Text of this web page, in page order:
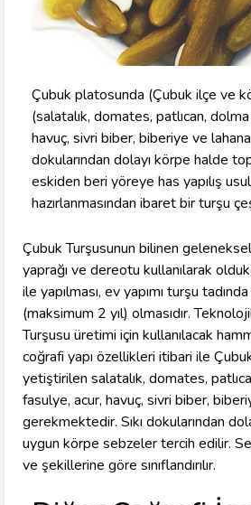
Çubuk platosunda (Çubuk ilçe ve
(salatalık, domates, patlıcan,
havuç, sivri biber, biberiye ve lahana
dokularından dolayı körpe halde
eskiden beri yöreye has yapılış
hazırlanmasından ibaret bir turşu
Çubuk Turşusunun bilinen
yaprağı ve dereotu kullanılarak
ile yapılması, ev yapımı turşu
(maksimum 2 yıl) olmasıdır.
Turşusu üretimi için kullanılacak
coğrafi yapı özellikleri itibari ile
yetiştirilen salatalık, domates,
fasulye, acur, havuç, sivri biber,
gerekmektedir. Sıkı dokularından
uygun körpe sebzeler tercih edilir.
ve şekillerine göre sınıflandırılır.